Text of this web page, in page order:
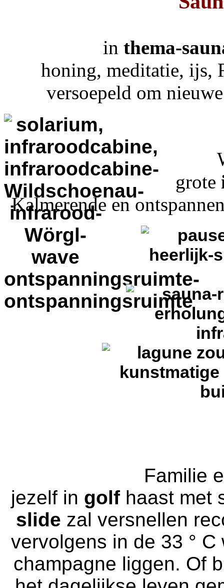
inthema-
honing, meditatie, ijs,
versoepeld om
grote
Kalmerende en
Familie
jezelf in golf haast met
slide zal versnellen
vervolgens in de 33 °
champagne liggen. Of